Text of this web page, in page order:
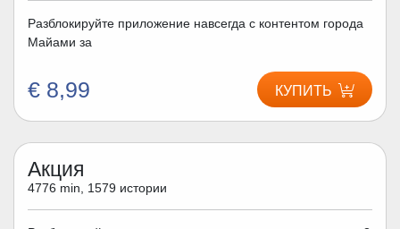
Разблокируйте приложение навсегда с контентом города
Майами за
€ 8,99 КУПИТЬ
Акция
4776 min, 1579 истории